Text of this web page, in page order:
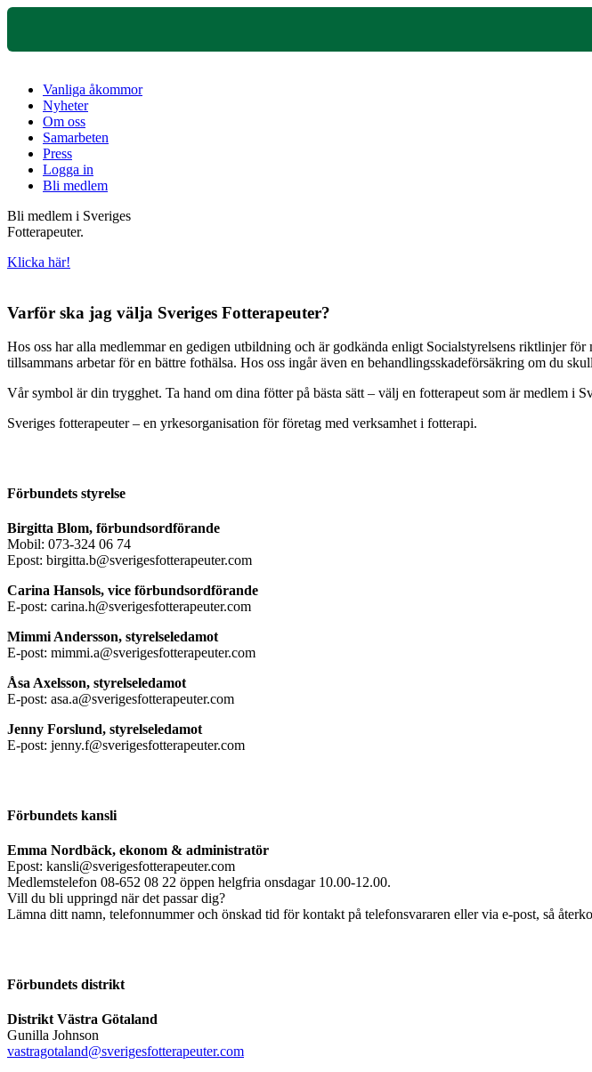
Vanliga åkommor
Nyheter
Om oss
Samarbeten
Press
Logga in
Bli medlem
Bli medlem i Sveriges
Fotterapeuter.
Klicka här!
Varför ska jag välja Sveriges Fotterapeuter?
Hos oss har alla medlemmar en gedigen utbildning och är godkända enligt Socialstyrelsens riktlinjer
tillsammans arbetar för en bättre fothälsa. Hos oss ingår även en behandlingsskadeförsäkring om du
Vår symbol är din trygghet. Ta hand om dina fötter på bästa sätt – välj en fotterapeut som är medlem i
Sveriges fotterapeuter – en yrkesorganisation för företag med verksamhet i fotterapi.
Förbundets styrelse
Birgitta Blom, förbundsordförande
Mobil: 073-324 06 74
Epost: birgitta.b@sverigesfotterapeuter.com
Carina Hansols, vice förbundsordförande
E-post: carina.h@sverigesfotterapeuter.com
Mimmi Andersson, styrelseledamot
E-post: mimmi.a@sverigesfotterapeuter.com
Åsa Axelsson, styrelseledamot
E-post: asa.a@sverigesfotterapeuter.com
Jenny Forslund, styrelseledamot
E-post: jenny.f@sverigesfotterapeuter.com
Förbundets kansli
Emma Nordbäck, ekonom & administratör
Epost: kansli@sverigesfotterapeuter.com
Medlemstelefon 08-652 08 22 öppen helgfria onsdagar 10.00-12.00.
Vill du bli uppringd när det passar dig?
Lämna ditt namn, telefonnummer och önskad tid för kontakt på telefonsvararen eller via e-post, så
Förbundets distrikt
Distrikt Västra Götaland
Gunilla Johnson
vastragotaland@sverigesfotterapeuter.com